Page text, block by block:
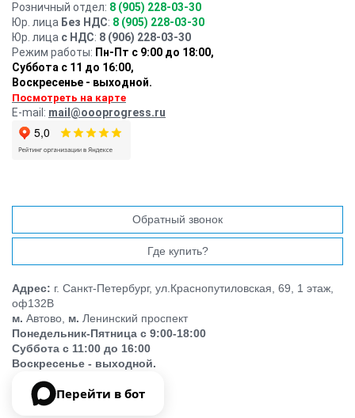
Розничный отдел: 8 (905) 228-03-30
Юр. лица Без НДС: 8 (905) 228-03-30
Юр. лица с НДС: 8 (906) 228-03-30
Режим работы: Пн-Пт с 9:00 до 18:00,
Суббота с 11 до 16:00,
Воскресенье - выходной.
Посмотреть на карте
E-mail: mail@oooprogress.ru
Обратный звонок
Где купить?
Адрес: г. Санкт-Петербург, ул.Краснопутиловская, 69, 1 этаж,
оф132В
м. Автово, м. Ленинский проспект
Понедельник-Пятница с 9:00-18:00
Суббота с 11:00 до 16:00
Воскресенье - выходной.
Перейти в бот